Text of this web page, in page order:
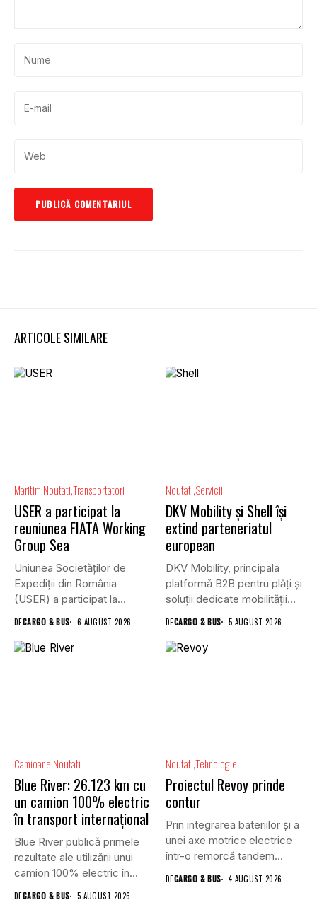
ARTICOLE SIMILARE
Maritim NoutatiTransportatori
USER a participat la
reuniunea FIATA Working
Group Sea
Uniunea Societăților de
Expediții din România
(USER) a participat la
DECARGO & BUS 6 AUGUST 2026
Noutati Servicii
DKV Mobility și Shell își
extind parteneriatul
european
DKV Mobility, principala
platformă B2B pentru plăți și
soluții dedicate mobilității
DECARGO & BUS 5 AUGUST 2026
Camioane Noutati
Blue River: 26.123 km cu
un camion 100% electric
în transport internațional
Blue River publică primele
rezultate ale utilizării unui
camion 100% electric în...
DECARGO & BUS 5 AUGUST 2026
NoutatiTehnologie
Proiectul Revoy prinde
contur
Prin integrarea bateriilor și a
unei axe motrice electrice
într-o remorcă tandem...
DECARGO & BUS 4 AUGUST 2026